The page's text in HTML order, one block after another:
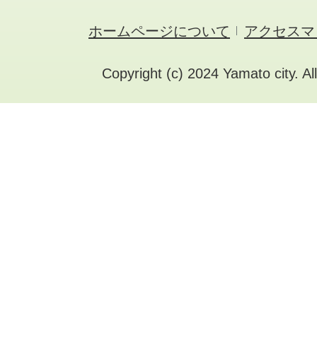
ホームページについて アクセス
Copyright (c) 2024 Yamato city.